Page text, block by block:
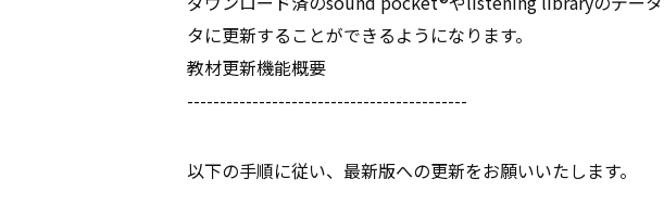
タに更新することができるようになります。
教材更新機能概要
-------------------------------------------
以下の手順に従い、最新版への更新をお願いいたします。